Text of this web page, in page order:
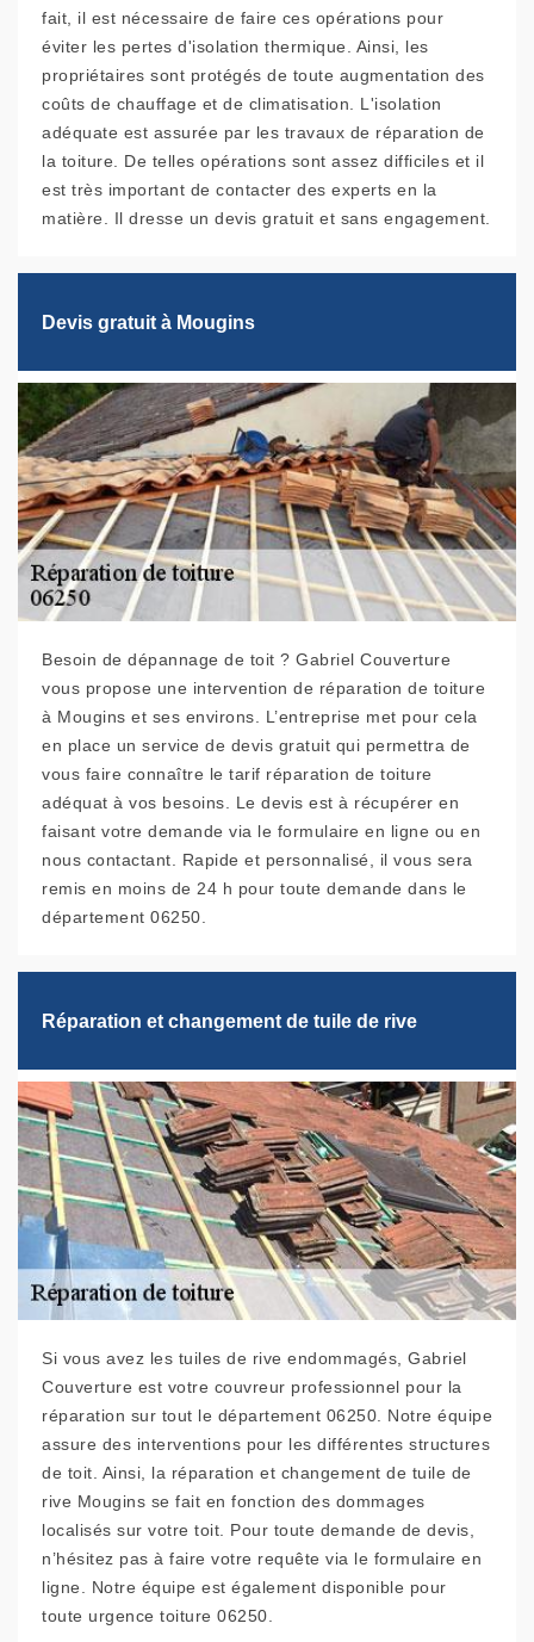
fait, il est nécessaire de faire ces opérations pour
éviter les pertes d'isolation thermique. Ainsi, les
propriétaires sont protégés de toute augmentation des
coûts de chauffage et de climatisation. L'isolation
adéquate est assurée par les travaux de réparation de
la toiture. De telles opérations sont assez difficiles et il
est très important de contacter des experts en la
matière. Il dresse un devis gratuit et sans engagement.
Devis gratuit à Mougins
Besoin de dépannage de toit ? Gabriel Couverture
vous propose une intervention de réparation de toiture
à Mougins et ses environs. L’entreprise met pour cela
en place un service de devis gratuit qui permettra de
vous faire connaître le tarif réparation de toiture
adéquat à vos besoins. Le devis est à récupérer en
faisant votre demande via le formulaire en ligne ou en
nous contactant. Rapide et personnalisé, il vous sera
remis en moins de 24 h pour toute demande dans le
département 06250.
Réparation et changement de tuile de rive
Si vous avez les tuiles de rive endommagés, Gabriel
Couverture est votre couvreur professionnel pour la
réparation sur tout le département 06250. Notre équipe
assure des interventions pour les différentes structures
de toit. Ainsi, la réparation et changement de tuile de
rive Mougins se fait en fonction des dommages
localisés sur votre toit. Pour toute demande de devis,
n’hésitez pas à faire votre requête via le formulaire en
ligne. Notre équipe est également disponible pour
toute urgence toiture 06250.